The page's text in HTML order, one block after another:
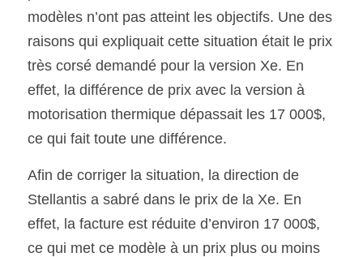
modèles n’ont pas atteint les objectifs. Une des
raisons qui expliquait cette situation était le prix
très corsé demandé pour la version Xe. En
effet, la différence de prix avec la version à
motorisation thermique dépassait les 17 000$,
ce qui fait toute une différence.
Afin de corriger la situation, la direction de
Stellantis a sabré dans le prix de la Xe. En
effet, la facture est réduite d’environ 17 000$,
ce qui met ce modèle à un prix plus ou moins